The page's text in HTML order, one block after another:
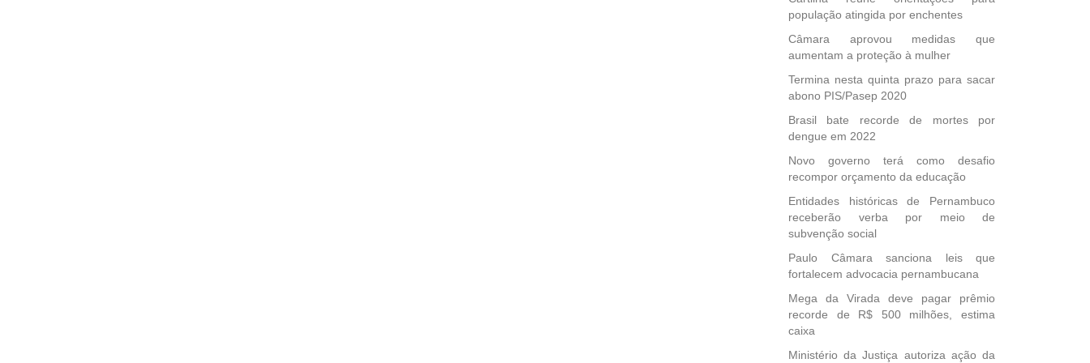
população atingida por enchentes
Câmara aprovou medidas que
aumentam a proteção à mulher
Termina nesta quinta prazo para sacar
abono PIS/Pasep 2020
Brasil bate recorde de mortes por
dengue em 2022
Novo governo terá como desafio
recompor orçamento da educação
Entidades históricas de Pernambuco
receberão verba por meio de
subvenção social
Paulo Câmara sanciona leis que
fortalecem advocacia pernambucana
Mega da Virada deve pagar prêmio
recorde de R$ 500 milhões, estima
caixa
Ministério da Justiça autoriza ação da